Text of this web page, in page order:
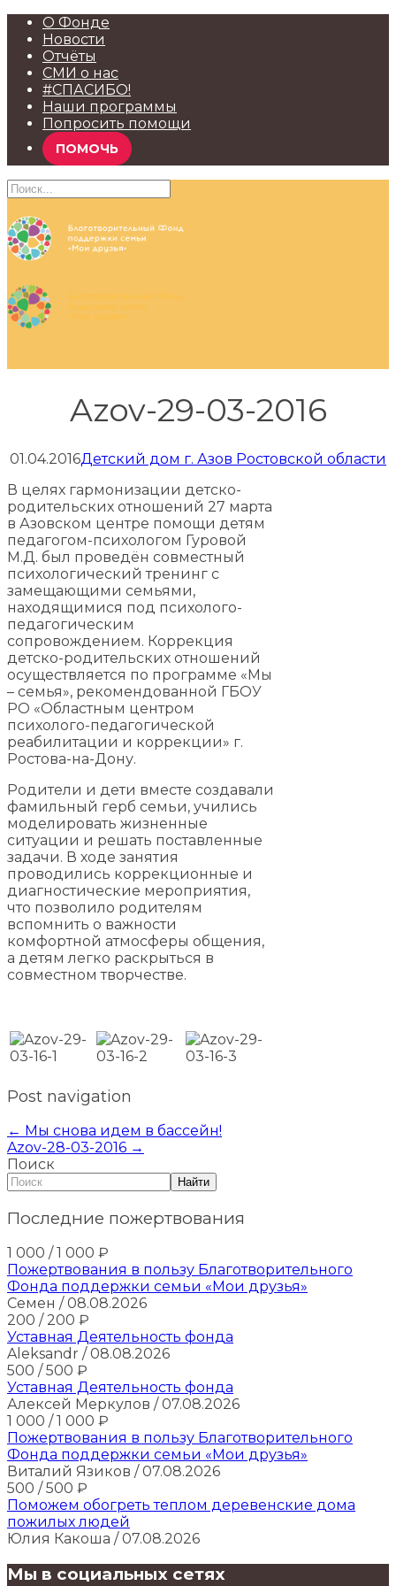
О Фонде
Новости
Отчёты
СМИ о нас
#СПАСИБО!
Наши программы
Попросить помощи
ПОМОЧЬ
Azov-29-03-2016
01.04.2016Детский дом г. Азов Ростовской области
В целях гармонизации детско-
родительских отношений 27 марта
в Азовском центре помощи детям
педагогом-психологом Гуровой
М.Д. был проведён совместный
психологический тренинг с
замещающими семьями,
находящимися под психолого-
педагогическим
сопровождением. Коррекция
детско-родительских отношений
осуществляется по программе «Мы
– семья», рекомендованной ГБОУ
РО «Областным центром
психолого-педагогической
реабилитации и коррекции» г.
Ростова-на-Дону.
Родители и дети вместе создавали
фамильный герб семьи, учились
моделировать жизненные
ситуации и решать поставленные
задачи. В ходе занятия
проводились коррекционные и
диагностические мероприятия,
что позволило родителям
вспомнить о важности
комфортной атмосферы общения,
а детям легко раскрыться в
совместном творчестве.
Post navigation
← Мы снова идем в бассейн!
Azov-28-03-2016 →
Поиск
Найти
Последние пожертвования
1 000 / 1 000 ₽
Пожертвования в пользу Благотворительного
Фонда поддержки семьи «Мои друзья»
Семен / 08.08.2026
200 / 200 ₽
Уставная Деятельность фонда
Aleksandr / 08.08.2026
500 / 500 ₽
Уставная Деятельность фонда
Алексей Меркулов / 07.08.2026
1 000 / 1 000 ₽
Пожертвования в пользу Благотворительного
Фонда поддержки семьи «Мои друзья»
Виталий Язиков / 07.08.2026
500 / 500 ₽
Поможем обогреть теплом деревенские дома
пожилых людей
Юлия Какоша / 07.08.2026
Мы в социальных сетях